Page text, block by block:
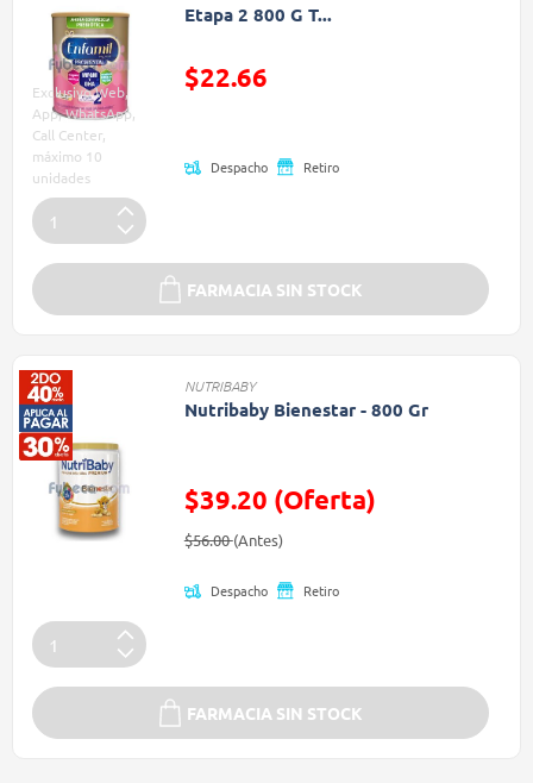
Exclusivo Web,
App, WhatsApp,
Call Center,
máximo 10
unidades
Etapa 2 800 G T...
$22.66
Despacho Retiro
FARMACIA SIN STOCK
NUTRIBABY
Nutribaby Bienestar - 800 Gr
$39.20 (Oferta)
Precio reducido de
$56.00(Antes)(Oferta)
Despacho Retiro
FARMACIA SIN STOCK